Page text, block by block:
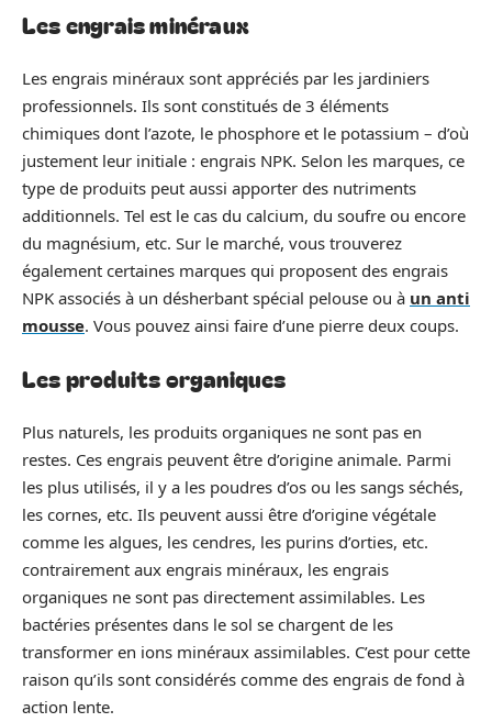
Les engrais minéraux
Les engrais minéraux sont appréciés par les jardiniers
professionnels. Ils sont constitués de 3 éléments
chimiques dont l’azote, le phosphore et le potassium – d’où
justement leur initiale : engrais NPK. Selon les marques, ce
type de produits peut aussi apporter des nutriments
additionnels. Tel est le cas du calcium, du soufre ou encore
du magnésium, etc. Sur le marché, vous trouverez
également certaines marques qui proposent des engrais
NPK associés à un désherbant spécial pelouse ou à un anti
mousse. Vous pouvez ainsi faire d’une pierre deux coups.
Les produits organiques
Plus naturels, les produits organiques ne sont pas en
restes. Ces engrais peuvent être d’origine animale. Parmi
les plus utilisés, il y a les poudres d’os ou les sangs séchés,
les cornes, etc. Ils peuvent aussi être d’origine végétale
comme les algues, les cendres, les purins d’orties, etc.
contrairement aux engrais minéraux, les engrais
organiques ne sont pas directement assimilables. Les
bactéries présentes dans le sol se chargent de les
transformer en ions minéraux assimilables. C’est pour cette
raison qu’ils sont considérés comme des engrais de fond à
action lente.